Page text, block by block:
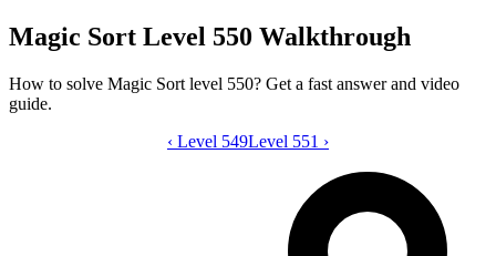
Magic Sort Level 550 Walkthrough
How to solve Magic Sort level 550? Get a fast answer and video
guide.
Magic Sort level 550 video guide
‹ Level 549Level 551 ›